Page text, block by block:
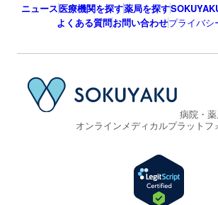
ニュース医療機関を探す薬局を探す
よくある質問お問い合わせプライバシ
病院・
オンラインメディカルプラットフ